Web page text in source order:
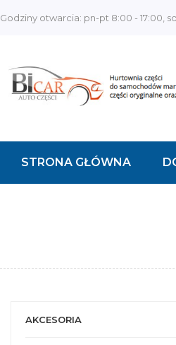
Godziny otwarcia: pn-pt 8:00 - 17:00,
STRONA GŁÓWNA
AKCESORIA